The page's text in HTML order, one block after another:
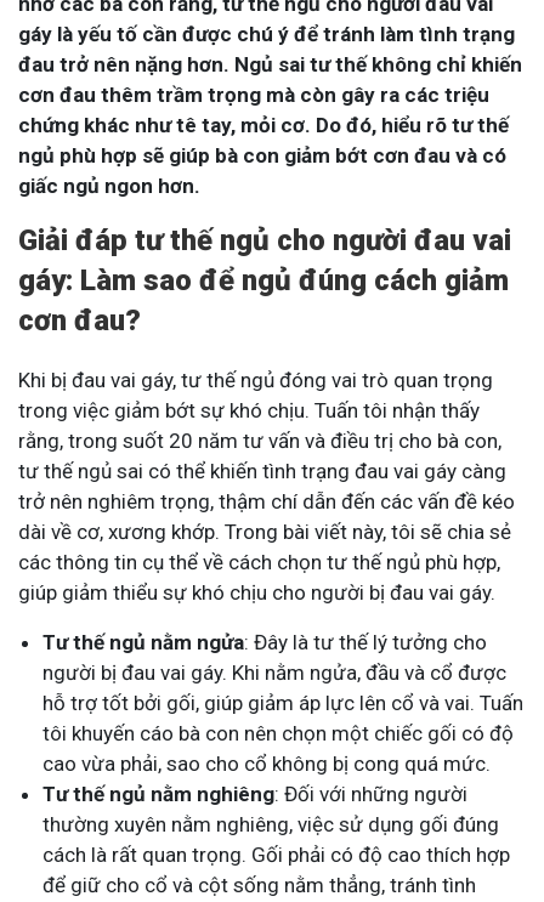
gáy là yếu tố cần được chú ý để tránh làm tình trạng
đau trở nên nặng hơn. Ngủ sai tư thế không chỉ khiến
cơn đau thêm trầm trọng mà còn gây ra các triệu
chứng khác như tê tay, mỏi cơ. Do đó, hiểu rõ tư thế
ngủ phù hợp sẽ giúp bà con giảm bớt cơn đau và có
giấc ngủ ngon hơn.
Giải đáp tư thế ngủ cho người đau vai
gáy: Làm sao để ngủ đúng cách giảm
cơn đau?
Khi bị đau vai gáy, tư thế ngủ đóng vai trò quan trọng
trong việc giảm bớt sự khó chịu. Tuấn tôi nhận thấy
rằng, trong suốt 20 năm tư vấn và điều trị cho bà con,
tư thế ngủ sai có thể khiến tình trạng đau vai gáy càng
trở nên nghiêm trọng, thậm chí dẫn đến các vấn đề kéo
dài về cơ, xương khớp. Trong bài viết này, tôi sẽ chia sẻ
các thông tin cụ thể về cách chọn tư thế ngủ phù hợp,
giúp giảm thiểu sự khó chịu cho người bị đau vai gáy.
Tư thế ngủ nằm ngửa: Đây là tư thế lý tưởng cho
người bị đau vai gáy. Khi nằm ngửa, đầu và cổ được
hỗ trợ tốt bởi gối, giúp giảm áp lực lên cổ và vai. Tuấn
tôi khuyến cáo bà con nên chọn một chiếc gối có độ
cao vừa phải, sao cho cổ không bị cong quá mức.
Tư thế ngủ nằm nghiêng: Đối với những người
thường xuyên nằm nghiêng, việc sử dụng gối đúng
cách là rất quan trọng. Gối phải có độ cao thích hợp
để giữ cho cổ và cột sống nằm thẳng, tránh tình